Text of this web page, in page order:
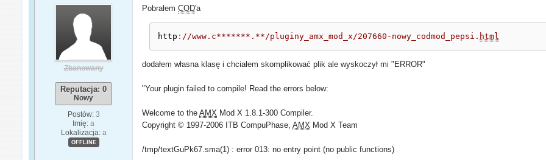
Zbanowany
Reputacja: 0
Nowy
Postów: 3
Imię: a
Lokalizacja: a
OFFLINE
PobrałemCOD'a
http : //www.c*******.**/pluginy_amx_mod_x/207660-nowy_codmod_pepsi. html
dodałem własna klasę i chciałem skomplikować plik ale wyskoczył mi "ERROR"
"Your plugin failed to compile! Read the errors below:
Welcome to theAMX Mod X 1.8.1-300 Compiler.
Copyright © 1997-2006 ITB CompuPhase,AMX Mod X Team
/tmp/textGuPk67.sma(1) : error 013: no entry point (no public functions)